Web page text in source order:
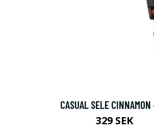
CASUAL SELE
329 SEK